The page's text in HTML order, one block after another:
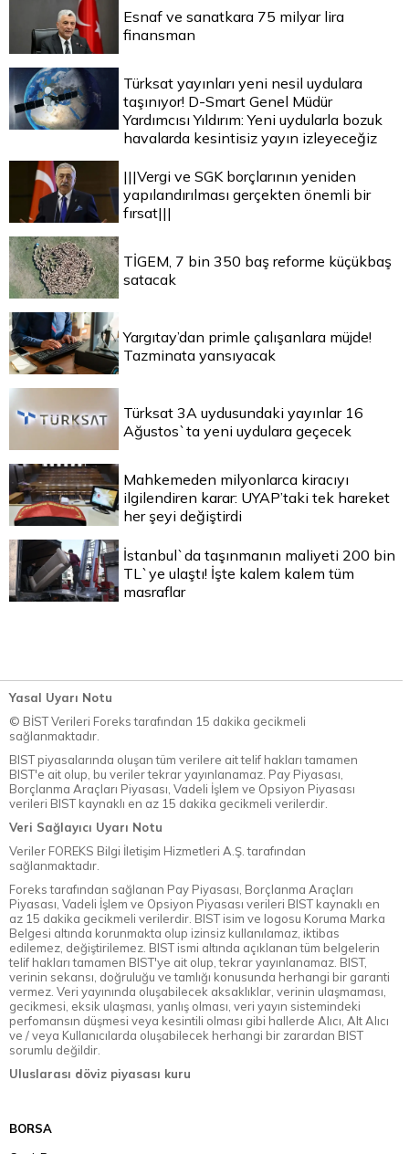
Esnaf ve sanatkara 75 milyar lira
finansman
Türksat yayınları yeni nesil uydulara
taşınıyor! D-Smart Genel Müdür
Yardımcısı Yıldırım: Yeni uydularla bozuk
havalarda kesintisiz yayın izleyeceğiz
|||Vergi ve SGK borçlarının yeniden
yapılandırılması gerçekten önemli bir
fırsat|||
TİGEM, 7 bin 350 baş reforme küçükbaş
satacak
Yargıtay’dan primle çalışanlara müjde!
Tazminata yansıyacak
Türksat 3A uydusundaki yayınlar 16
Ağustos`ta yeni uydulara geçecek
Mahkemeden milyonlarca kiracıyı
ilgilendiren karar: UYAP’taki tek hareket
her şeyi değiştirdi
İstanbul`da taşınmanın maliyeti 200 bin
TL`ye ulaştı! İşte kalem kalem tüm
masraflar
Yasal Uyarı Notu
© BİST Verileri Foreks tarafından 15 dakika gecikmeli
sağlanmaktadır.
BIST piyasalarında oluşan tüm verilere ait telif hakları tamamen
BIST'e ait olup, bu veriler tekrar yayınlanamaz. Pay Piyasası,
Borçlanma Araçları Piyasası, Vadeli İşlem ve Opsiyon Piyasası
verileri BIST kaynaklı en az 15 dakika gecikmeli verilerdir.
Veri Sağlayıcı Uyarı Notu
Veriler FOREKS Bilgi İletişim Hizmetleri A.Ş. tarafından
sağlanmaktadır.
Foreks tarafından sağlanan Pay Piyasası, Borçlanma Araçları
Piyasası, Vadeli İşlem ve Opsiyon Piyasası verileri BIST kaynaklı en
az 15 dakika gecikmeli verilerdir. BIST isim ve logosu Koruma Marka
Belgesi altında korunmakta olup izinsiz kullanılamaz, iktibas
edilemez, değiştirilemez. BIST ismi altında açıklanan tüm belgelerin
telif hakları tamamen BIST'ye ait olup, tekrar yayınlanamaz. BIST,
verinin sekansı, doğruluğu ve tamlığı konusunda herhangi bir garanti
vermez. Veri yayınında oluşabilecek aksaklıklar, verinin ulaşmaması,
gecikmesi, eksik ulaşması, yanlış olması, veri yayın sistemindeki
perfomansın düşmesi veya kesintili olması gibi hallerde Alıcı, Alt Alıcı
ve / veya Kullanıcılarda oluşabilecek herhangi bir zarardan BIST
sorumlu değildir.
Uluslarası döviz piyasası kuru
BORSA